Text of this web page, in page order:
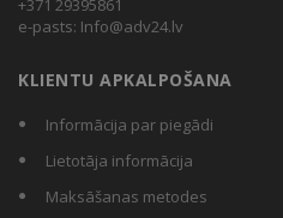
+371 29395861
e-pasts: Info@adv24.lv
KLIENTU APKALPOŠANA
Informācija par piegādi
Lietotāja informācija
Maksāšanas metodes